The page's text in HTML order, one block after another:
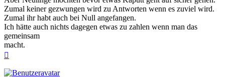
Zumal keiner gezwungen wird zu Antworten wenn es zuviel wird.
Zumal ihr habt auch bei Null angefangen.
Ich hätte auch nichts dagegen etwas zu zahlen wenn man das
gemeinsam
macht.